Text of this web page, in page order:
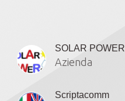
SOLAR POWER
Azienda
Scriptacomm